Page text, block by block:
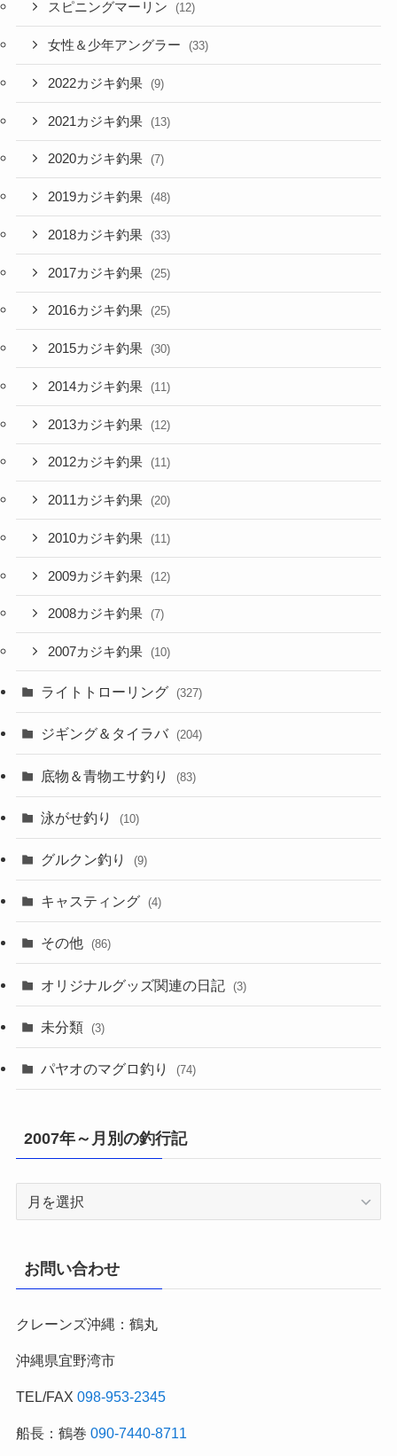
スピニングマーリン (12)
女性＆少年アングラー (33)
2022カジキ釣果 (9)
2021カジキ釣果 (13)
2020カジキ釣果 (7)
2019カジキ釣果 (48)
2018カジキ釣果 (33)
2017カジキ釣果 (25)
2016カジキ釣果 (25)
2015カジキ釣果 (30)
2014カジキ釣果 (11)
2013カジキ釣果 (12)
2012カジキ釣果 (11)
2011カジキ釣果 (20)
2010カジキ釣果 (11)
2009カジキ釣果 (12)
2008カジキ釣果 (7)
2007カジキ釣果 (10)
ライトトローリング (327)
ジギング＆タイラバ (204)
底物＆青物エサ釣り (83)
泳がせ釣り (10)
グルクン釣り (9)
キャスティング (4)
その他 (86)
オリジナルグッズ関連の日記 (3)
未分類 (3)
パヤオのマグロ釣り (74)
2007年～月別の釣行記
2007
月
別
釣
記
お問い合わせ
クレーンズ沖縄：鶴丸
沖縄県宜野湾市
TEL/FAX 098-953-2345
船長：鶴巻 090-7440-8711